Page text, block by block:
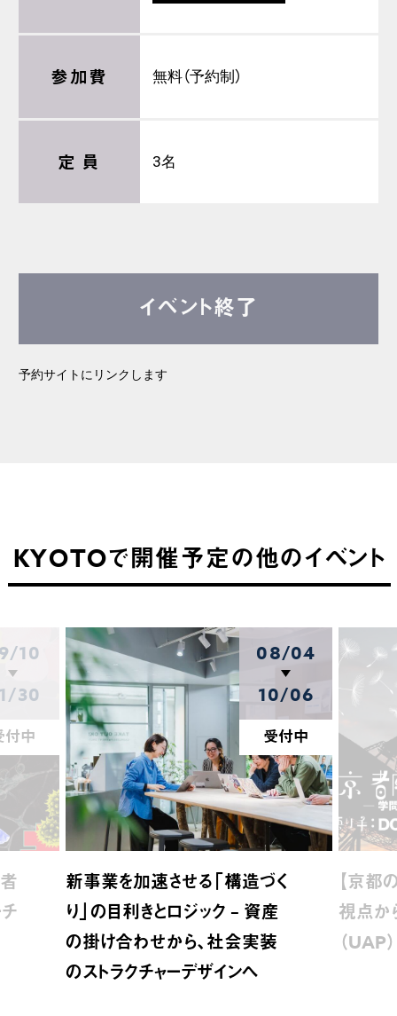
参加費 無料（予約制）
定 員 3名
イベント終了
予約サイトにリンクします
KYOTOで開催予定の他のイベント
10
30
付中
08/04
10/06
受付中
新事業を加速させる「構造づく
り」の目利きとロジック – 資産
の掛け合わせから、社会実装
のストラクチャーデザインへ
【京都
視点か
（UAP